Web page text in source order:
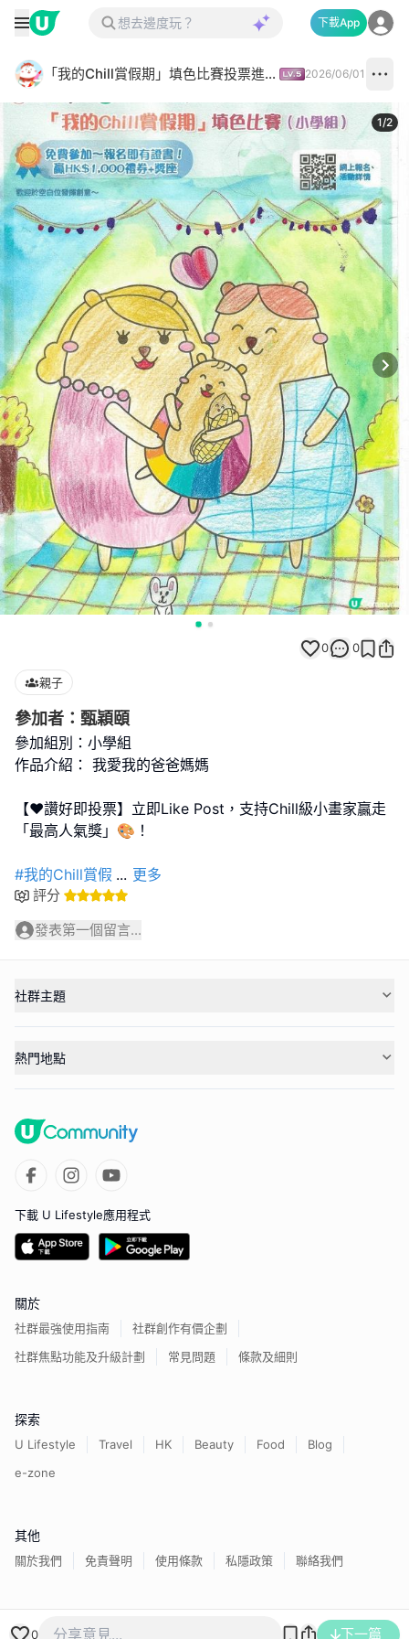
下載App
「我的Chill賞假期」填色比賽投票進行中✅ 2026/06/01
1/2
0 0
親子
參加者：甄穎頤
參加組別：小學組
作品介紹： 我愛我的爸爸媽媽
【❤️讚好即投票】立即Like Post，支持Chill級小畫家贏走
「最高人氣獎」🎨！
#我的Chill賞假 ... 更多
評分
發表第一個留言...
0 下一篇
社群主題
熱門地點
下載 U Lifestyle應用程式
關於
社群最強使用指南
社群創作有價企劃
社群焦點功能及升級計劃
常見問題 條款及細則
探索
U Lifestyle Travel HK Beauty Food
Blog
e-zone
其他
關於我們 免責聲明 使用條款 私隱政策 聯絡我們
香港經濟日報版權所有©